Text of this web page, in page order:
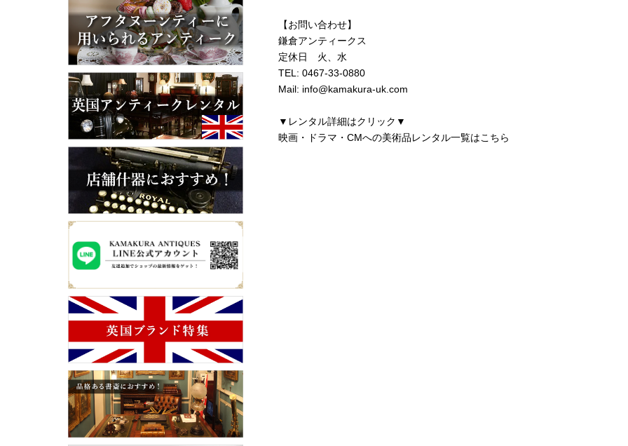
【お問い合わせ】
鎌倉アンティークス
定休日 火、水
TEL: 0467-33-0880
Mail: info@kamakura-uk.com
▼レンタル詳細はクリック▼
映画・ドラマ・CMへの美術品レンタル一覧はこちら